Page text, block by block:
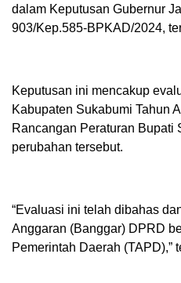
dalam Keputusan Gubernur
903/Kep.585-BPKAD/2024,
Keputusan ini mencakup
Kabupaten Sukabumi Tahun
Rancangan Peraturan Bupati
perubahan tersebut.
“Evaluasi ini telah dibahas
Anggaran (Banggar) DPRD
Pemerintah Daerah (TAPD),”